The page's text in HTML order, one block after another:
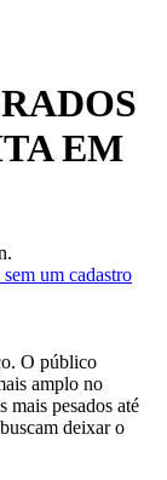
EM
um cadastro
O público
amplo no
mais pesados até
deixar o